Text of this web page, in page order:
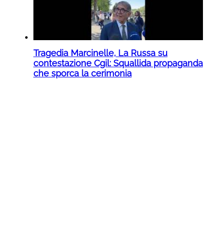
Tragedia Marcinelle, La Russa su
contestazione Cgil: Squallida propaganda
che sporca la cerimonia